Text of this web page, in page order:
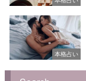
本格占い